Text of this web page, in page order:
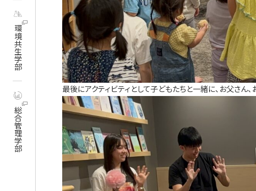
環境共生学部
総合管理学部
最後にアクティビティとして子どもたちと一緒に、お父さん